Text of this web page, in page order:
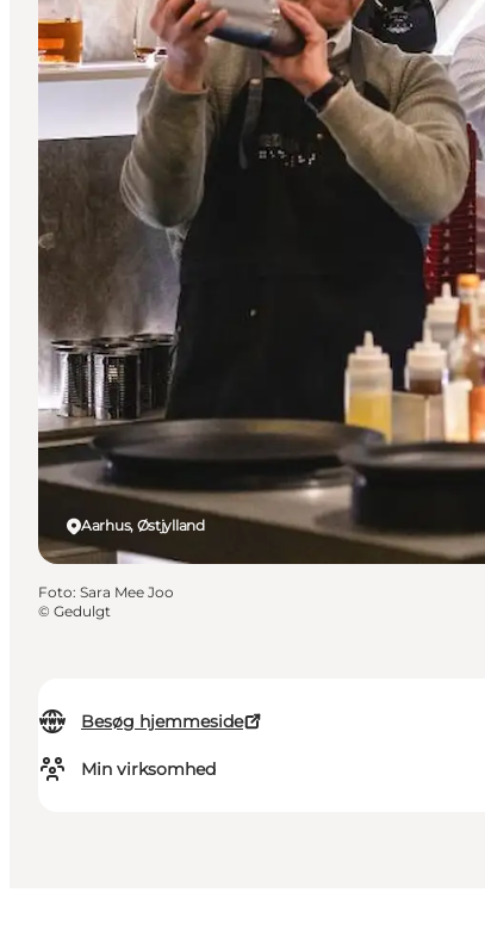
Besøg hjemmeside
Min virksomhed
Aarhus, Østjylland
Foto: Sara Mee Joo
© Gedulgt